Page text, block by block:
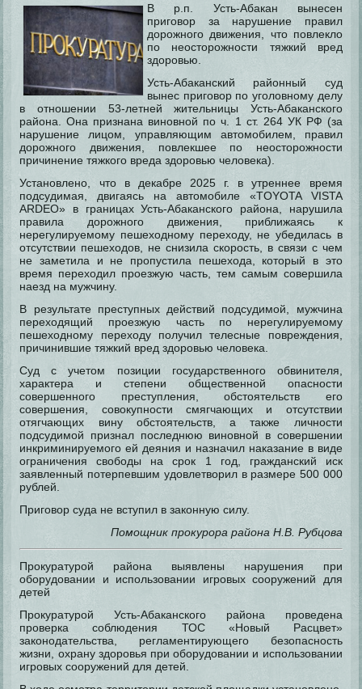
В р.п. Усть-Абакан вынесен
приговор за нарушение правил
дорожного движения, что повлекло
по неосторожности тяжкий вред
здоровью.
Усть-Абаканский районный суд
вынес приговор по уголовному делу
в отношении 53-летней жительницы Усть-Абаканского
района. Она признана виновной по ч. 1 ст. 264 УК РФ (за
нарушение лицом, управляющим автомобилем, правил
дорожного движения, повлекшее по неосторожности
причинение тяжкого вреда здоровью человека).
Установлено, что в декабре 2025 г. в утреннее время
подсудимая, двигаясь на автомобиле «TOYOTA VISTA
ARDEO» в границах Усть-Абаканского района, нарушила
правила дорожного движения, приближаясь к
нерегулируемому пешеходному переходу, не убедилась в
отсутствии пешеходов, не снизила скорость, в связи с чем
не заметила и не пропустила пешехода, который в это
время переходил проезжую часть, тем самым совершила
наезд на мужчину.
В результате преступных действий подсудимой, мужчина
переходящий проезжую часть по нерегулируемому
пешеходному переходу получил телесные повреждения,
причинившие тяжкий вред здоровью человека.
Суд с учетом позиции государственного обвинителя,
характера и степени общественной опасности
совершенного преступления, обстоятельств его
совершения, совокупности смягчающих и отсутствии
отягчающих вину обстоятельств, а также личности
подсудимой признал последнюю виновной в совершении
инкриминируемого ей деяния и назначил наказание в виде
ограничения свободы на срок 1 год, гражданский иск
заявленный потерпевшим удовлетворил в размере 500 000
рублей.
Приговор суда не вступил в законную силу.
Помощник прокурора района Н.В. Рубцова
Прокуратурой района выявлены нарушения при
оборудовании и использовании игровых сооружений для
детей
Прокуратурой Усть-Абаканского района проведена
проверка соблюдения ТОС «Новый Расцвет»
законодательства, регламентирующего безопасность
жизни, охрану здоровья при оборудовании и использовании
игровых сооружений для детей.